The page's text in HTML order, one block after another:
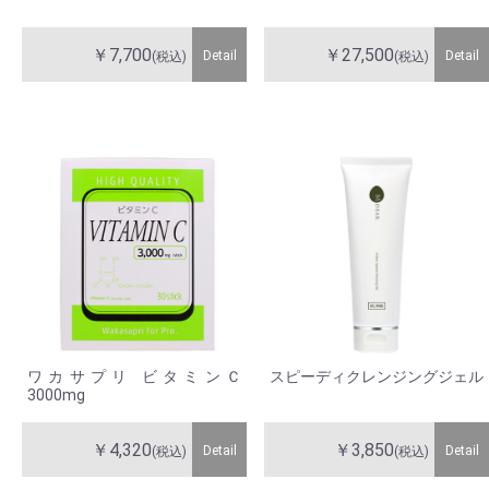
￥7,700(税込) Detail ￥27,500(税込) Detail
ワカサプリ ビタミンＣ
3000mg
￥4,320(税込) Detail
スピーディクレンジングジェル
￥3,850(税込) Detail